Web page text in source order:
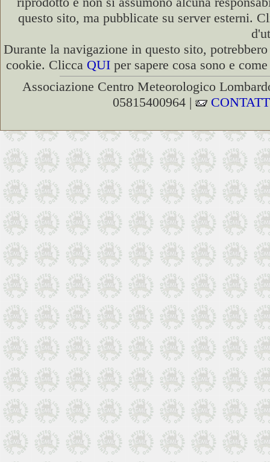
questo sito, ma pubblicate su server esterni.
Durante la navigazione in questo sito,
cookie. Clicca QUI per sapere cosa sono e
Associazione Centro Meteorologico
05815400964 |